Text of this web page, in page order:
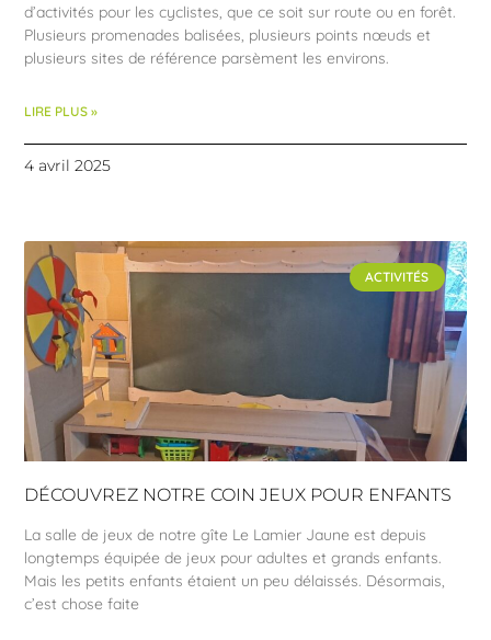
d’activités pour les cyclistes, que ce soit sur route ou en forêt.
Plusieurs promenades balisées, plusieurs points nœuds et
plusieurs sites de référence parsèment les environs.
LIRE PLUS »
4 avril 2025
ACTIVITÉS
DÉCOUVREZ NOTRE COIN JEUX POUR ENFANTS
La salle de jeux de notre gîte Le Lamier Jaune est depuis
longtemps équipée de jeux pour adultes et grands enfants.
Mais les petits enfants étaient un peu délaissés. Désormais,
c’est chose faite